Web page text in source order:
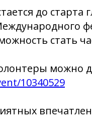
до старта
стать
можно
10340529